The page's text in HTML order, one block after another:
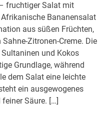
fruchtiger Salat mit
Bananensalat
aus süßen Früchten,
Zitronen-Creme. Die
und Kokos
Grundlage, während
dem Salat eine leichte
ein ausgewogenes
Säure. […]